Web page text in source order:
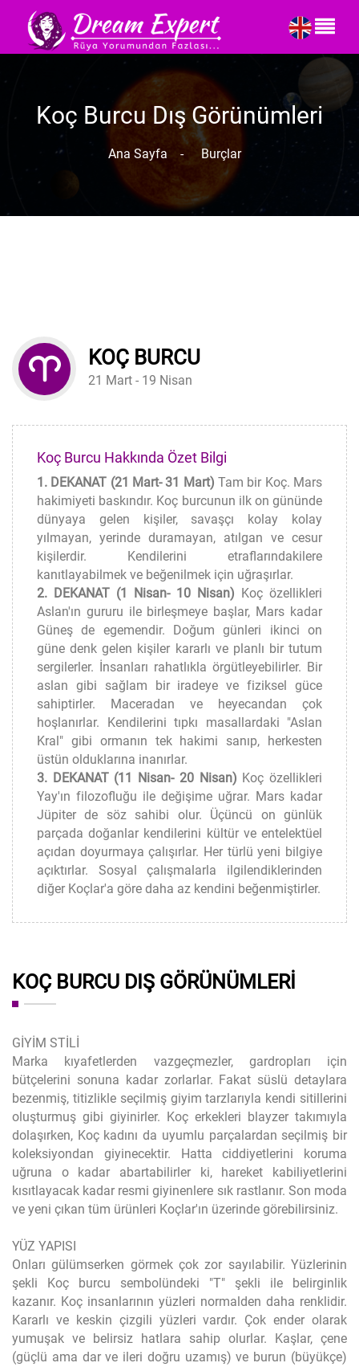
Koç Burcu Dış Görünümleri
Ana Sayfa - Burçlar
KOÇ BURCU
21 Mart - 19 Nisan
Koç Burcu Hakkında Özet Bilgi
1. DEKANAT (21 Mart- 31 Mart) Tam bir Koç. Mars
hakimiyeti baskındır. Koç burcunun ilk on gününde
dünyaya gelen kişiler, savaşçı kolay kolay
yılmayan, yerinde duramayan, atılgan ve cesur
kişilerdir. Kendilerini etraflarındakilere
kanıtlayabilmek ve beğenilmek için uğraşırlar.
2. DEKANAT (1 Nisan- 10 Nisan) Koç özellikleri
Aslan'ın gururu ile birleşmeye başlar, Mars kadar
Güneş de egemendir. Doğum günleri ikinci on
güne denk gelen kişiler kararlı ve planlı bir tutum
sergilerler. İnsanları rahatlıkla örgütleyebilirler. Bir
aslan gibi sağlam bir iradeye ve fiziksel güce
sahiptirler. Maceradan ve heyecandan çok
hoşlanırlar. Kendilerini tıpkı masallardaki "Aslan
Kral" gibi ormanın tek hakimi sanıp, herkesten
üstün olduklarına inanırlar.
3. DEKANAT (11 Nisan- 20 Nisan) Koç özellikleri
Yay'ın filozofluğu ile değişime uğrar. Mars kadar
Jüpiter de söz sahibi olur. Üçüncü on günlük
parçada doğanlar kendilerini kültür ve entelektüel
açıdan doyurmaya çalışırlar. Her türlü yeni bilgiye
açıktırlar. Sosyal çalışmalarla ilgilendiklerinden
diğer Koçlar'a göre daha az kendini beğenmiştirler.
KOÇ BURCU DIŞ GÖRÜNÜMLERI
GİYİM STİLİ
Marka kıyafetlerden vazgeçmezler, gardropları için
bütçelerini sonuna kadar zorlarlar. Fakat süslü detaylara
bezenmiş, titizlikle seçilmiş giyim tarzlarıyla kendi sitillerini
oluşturmuş gibi giyinirler. Koç erkekleri blayzer takımıyla
dolaşırken, Koç kadını da uyumlu parçalardan seçilmiş bir
koleksiyondan giyinecektir. Hatta ciddiyetlerini koruma
uğruna o kadar abartabilirler ki, hareket kabiliyetlerini
kısıtlayacak kadar resmi giyinenlere sık rastlanır. Son moda
ve yeni çıkan tüm ürünleri Koçlar'ın üzerinde görebilirsiniz.
YÜZ YAPISI
Onları gülümserken görmek çok zor sayılabilir. Yüzlerinin
şekli Koç burcu sembolündeki "T" şekli ile belirginlik
kazanır. Koç insanlarının yüzleri normalden daha renklidir.
Kararlı ve keskin çizgili yüzleri vardır. Çok ender olarak
yumuşak ve belirsiz hatlara sahip olurlar. Kaşlar, çene
(güçlü ama dar ve ileri doğru uzamış) ve burun (büyükçe)